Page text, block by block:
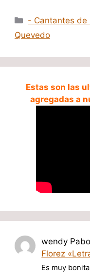
Categorías
- Cantantes de
Quevedo
Estas son las
agregadas a
wendy
Florez
Es muy